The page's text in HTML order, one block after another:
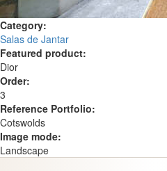
Category:
Salas de Jantar
Featured product:
Dior
Order:
3
Reference Portfolio:
Cotswolds
Image mode:
Landscape